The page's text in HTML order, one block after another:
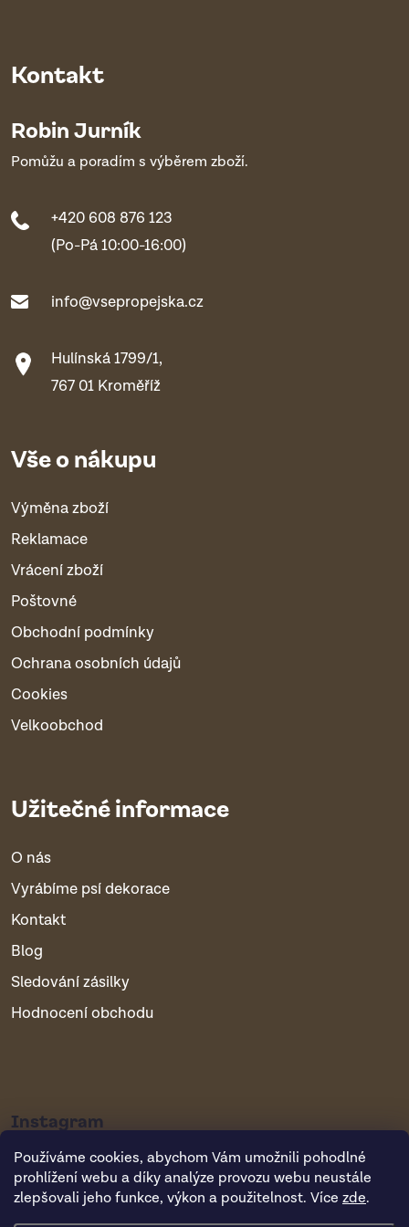
Používáme cookies, abychom Vám umožnili pohodlné
prohlížení webu a díky analýze provozu webu neustále
zlepšovali jeho funkce, výkon a použitelnost. Více zde.
Kontakt
Robin Jurník
Pomůžu a poradím s výběrem zboží.
+420 608 876 123
(Po-Pá 10:00-16:00)
info@vsepropejska.cz
Hulínská 1799/1,
767 01 Kroměříž
Vše o nákupu
Výměna zboží
Reklamace
Vrácení zboží
Poštovné
Obchodní podmínky
Ochrana osobních údajů
Cookies
Velkoobchod
Užitečné informace
O nás
Vyrábíme psí dekorace
Kontakt
Blog
Sledování zásilky
Hodnocení obchodu
Instagram